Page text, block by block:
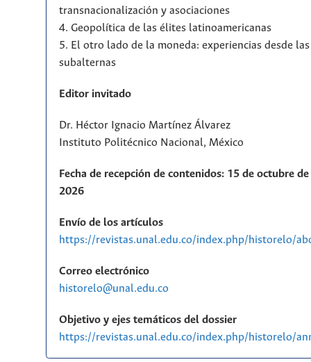
transnacionalización y asociaciones
4. Geopolítica de las élites latinoamericanas
5. El otro lado de la moneda: experiencias desde
subalternas
Editor invitado
Dr. Héctor Ignacio Martínez Álvarez
Instituto Politécnico Nacional, México
Fecha de recepción de contenidos: 15 de octubre
2026
Envío de los artículos
https://revistas.unal.edu.co/index.php/historelo/
Correo electrónico
historelo@unal.edu.co
Objetivo y ejes temáticos del dossier
https://revistas.unal.edu.co/index.php/historelo/